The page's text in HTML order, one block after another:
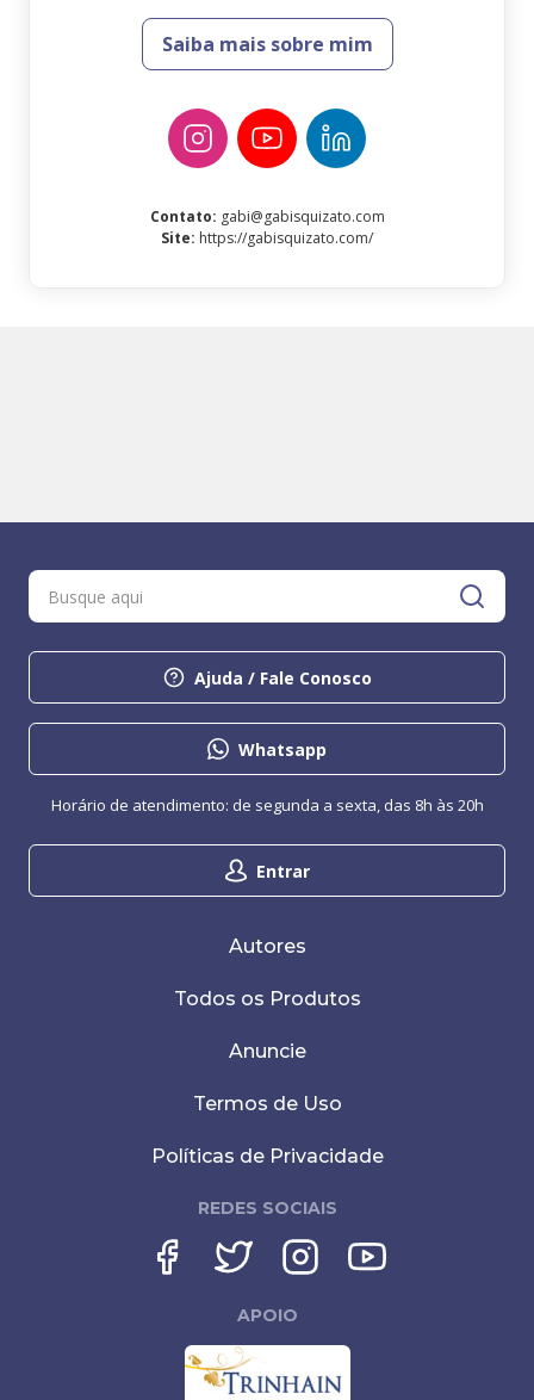
Saiba mais sobre mim
Contato: gabi@gabisquizato.com
Site: https://gabisquizato.com/
Ajuda / Fale Conosco
Whatsapp
Entrar
Horário de atendimento: de segunda a sexta, das 8h às 20h
Autores
Todos os Produtos
Anuncie
Termos de Uso
Políticas de Privacidade
REDES SOCIAIS
APOIO